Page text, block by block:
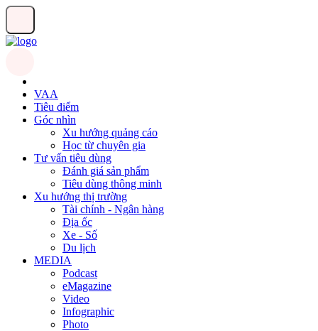
VAA
Tiêu điểm
Góc nhìn
Xu hướng quảng cáo
Học từ chuyên gia
Tư vấn tiêu dùng
Đánh giá sản phẩm
Tiêu dùng thông minh
Xu hướng thị trường
Tài chính - Ngân hàng
Địa ốc
Xe - Số
Du lịch
MEDIA
Podcast
eMagazine
Video
Infographic
Photo